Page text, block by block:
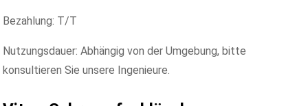
Bezahlung: T/T
Nutzungsdauer: Abhängig von der Umgebung, bitte
konsultieren Sie unsere Ingenieure.